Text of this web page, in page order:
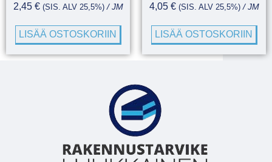
2,45 € (SIS. ALV 25,5%)/ JM
LISÄÄ OSTOSKORIIN
4,05 € (SIS. ALV 25,5%)/ JM
LISÄÄ OSTOSKORIIN